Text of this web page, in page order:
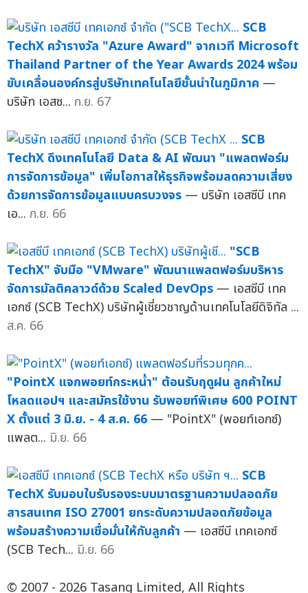
SCB
TechX คว้ารางวัล "Azure Award" จากเวที Microsoft
Thailand Partner of the Year Awards 2024 พร้อม
ขับเคลื่อนองค์กรสู่บริษัทเทคโนโลยีชั้นนำในภูมิภาค —
บริษัท เอสซ... ก.ย. 67
SCB
TechX ดึงเทคโนโลยี Data & AI พัฒนา "แพลตฟอร์ม
การจัดการข้อมูล" เพิ่มโอกาสให้ธุรกิจพร้อมลดความเสี่ยง
ด้วยการจัดการข้อมูลแบบครบวงจร — บริษัท เอสซีบี เทค
เอ... ก.ย. 66
"SCB
TechX" จับมือ "VMware" พัฒนาแพลตฟอร์มบริหาร
จัดการมัลติคลาวด์ด้วย Scaled DevOps — เอสซีบี เทค
เอกซ์ (SCB TechX) บริษัทผู้เชี่ยวชาญด้านเทคโนโลยีดิจิทัล ...
ส.ค. 66
"PointX แจกพอยท์กระหน่ำ" ต้อนรับฤดูฝน ลูกค้าใหม่
โหลดแอปฯ และสมัครใช้งาน รับพอยท์พิเศษ 600 POINT
X ตั้งแต่ 3 มิ.ย. - 4 ส.ค. 66 — "PointX" (พอยท์เอกซ์)
แพลต... มิ.ย. 66
SCB
TechX รับมอบใบรับรองระบบมาตรฐานความปลอดภัย
สารสนเทศ ISO 27001 ยกระดับความปลอดภัยข้อมูล
พร้อมสร้างความเชื่อมั่นให้กับลูกค้า — เอสซีบี เทคเอกซ์
(SCB Tech... มิ.ย. 66
© 2007 - 2026 Tasang Limited, All Rights